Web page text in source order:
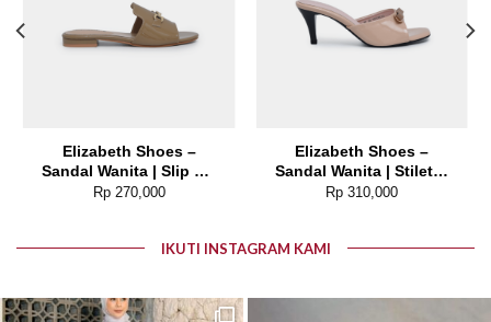
Elizabeth Shoes –
Sandal Wanita | Slip On
0370-0263
Rp270,000
Elizabeth Shoes –
Sandal Wanita | Stiletto
Heels 0339-0064
Rp 310,000
IKUTI INSTAGRAM KAMI